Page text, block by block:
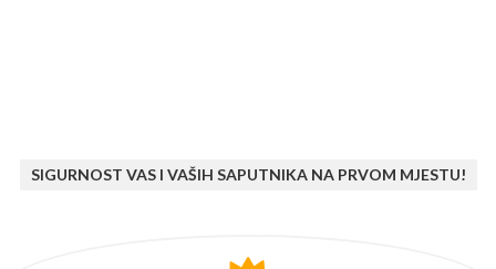
SIGURNOST VAS I VAŠIH SAPUTNIKA NA PRVOM MJESTU!